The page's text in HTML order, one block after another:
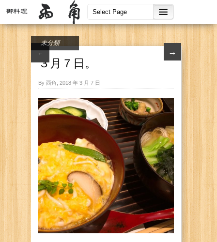
← →
未分類
３月７日。
By 西角, 2018 年 3 月 7 日